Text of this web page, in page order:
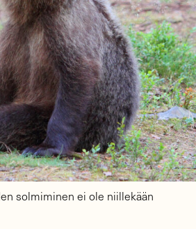
solmiminen ei ole niillekään